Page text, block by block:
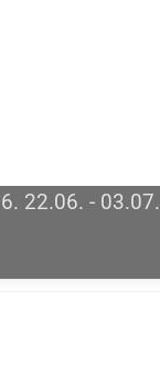
22.06. - 03.07.